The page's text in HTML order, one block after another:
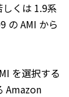
くは 1.9系
の AMI から
を選択する
Amazon